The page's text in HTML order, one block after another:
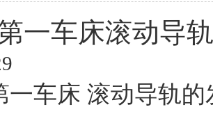
一车床滚动导
一车床 滚动导轨